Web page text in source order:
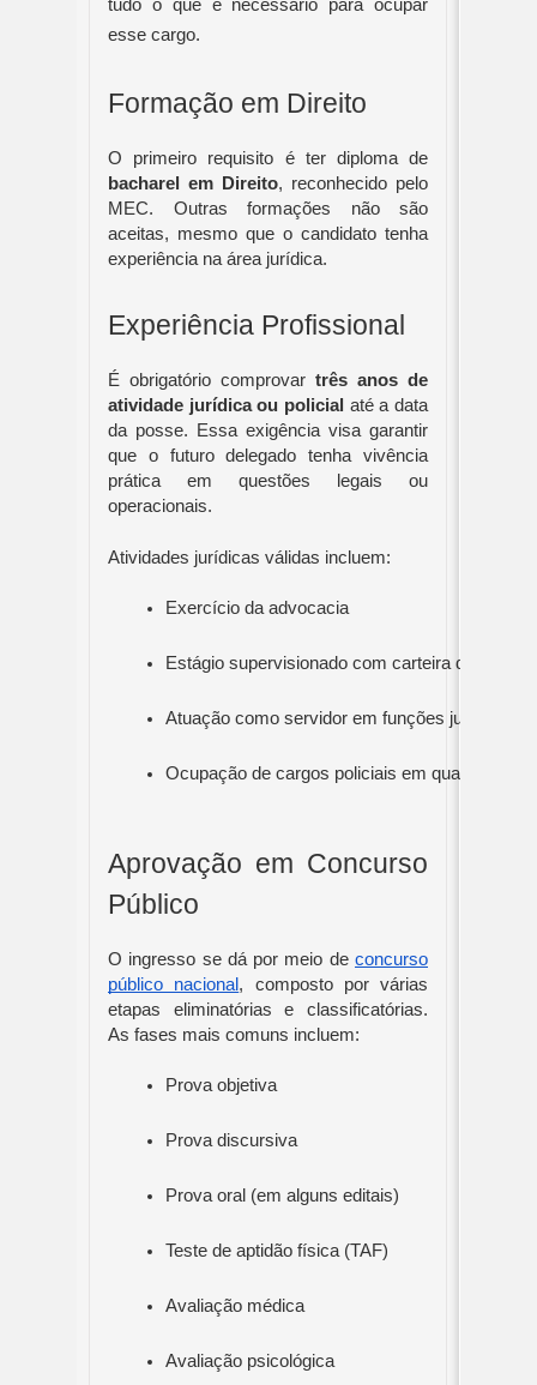
tudo o que é necessário para ocupar
esse cargo.
Formação em Direito
O primeiro requisito é ter diploma de
bacharel em Direito, reconhecido pelo
MEC. Outras formações não são
aceitas, mesmo que o candidato tenha
experiência na área jurídica.
Experiência Profissional
É obrigatório comprovar três anos de
atividade jurídica ou policial até a data
da posse. Essa exigência visa garantir
que o futuro delegado tenha vivência
prática em questões legais ou
operacionais.
Atividades jurídicas válidas incluem:
Exercício da advocacia
Estágio supervisionado com carteira da OAB
Atuação como servidor em funções jurídicas
Ocupação de cargos policiais em qualquer
Aprovação em Concurso
Público
O ingresso se dá por meio de concurso
público nacional , composto por várias
etapas eliminatórias e classificatórias.
As fases mais comuns incluem:
Prova objetiva
Prova discursiva
Prova oral (em alguns editais)
Teste de aptidão física (TAF)
Avaliação médica
Avaliação psicológica